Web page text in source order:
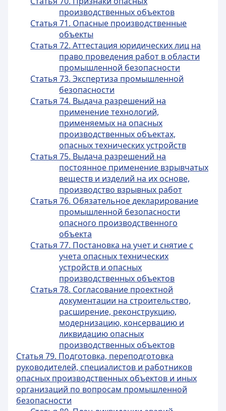
производственных объектов
Статья 71. Опасные производственные
объекты
Статья 72. Аттестация юридических лиц на
право проведения работ в области
промышленной безопасности
Статья 73. Экспертиза промышленной
безопасности
Статья 74. Выдача разрешений на
применение технологий,
применяемых на опасных
производственных объектах,
опасных технических устройств
Статья 75. Выдача разрешений на
постоянное применение взрывчатых
веществ и изделий на их основе,
производство взрывных работ
Статья 76. Обязательное декларирование
промышленной безопасности
опасного производственного
объекта
Статья 77. Постановка на учет и снятие с
учета опасных технических
устройств и опасных
производственных объектов
Статья 78. Согласование проектной
документации на строительство,
расширение, реконструкцию,
модернизацию, консервацию и
ликвидацию опасных
производственных объектов
Статья 79. Подготовка, переподготовка
руководителей, специалистов и работников
опасных производственных объектов и иных
организаций по вопросам промышленной
безопасности